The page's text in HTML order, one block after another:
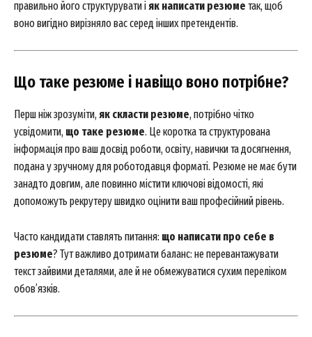
правильно його структурувати іяк написати резюме так, щоб
воно вигідно вирізняло вас серед інших претендентів.
Що таке резюме і навіщо воно потрібне?
Перш ніж зрозуміти, як скласти резюме, потрібно чітко
усвідомити, що таке резюме. Це коротка та структурована
інформація про ваш досвід роботи, освіту, навички та досягнення,
подана у зручному для роботодавця форматі. Резюме не має бути
занадто довгим, але повинно містити ключові відомості, які
допоможуть рекрутеру швидко оцінити ваш професійний рівень.
Часто кандидати ставлять питання: що написати про себе в
резюме? Тут важливо дотримати баланс: не перевантажувати
текст зайвими деталями, але й не обмежуватися сухим переліком
обов’язків.